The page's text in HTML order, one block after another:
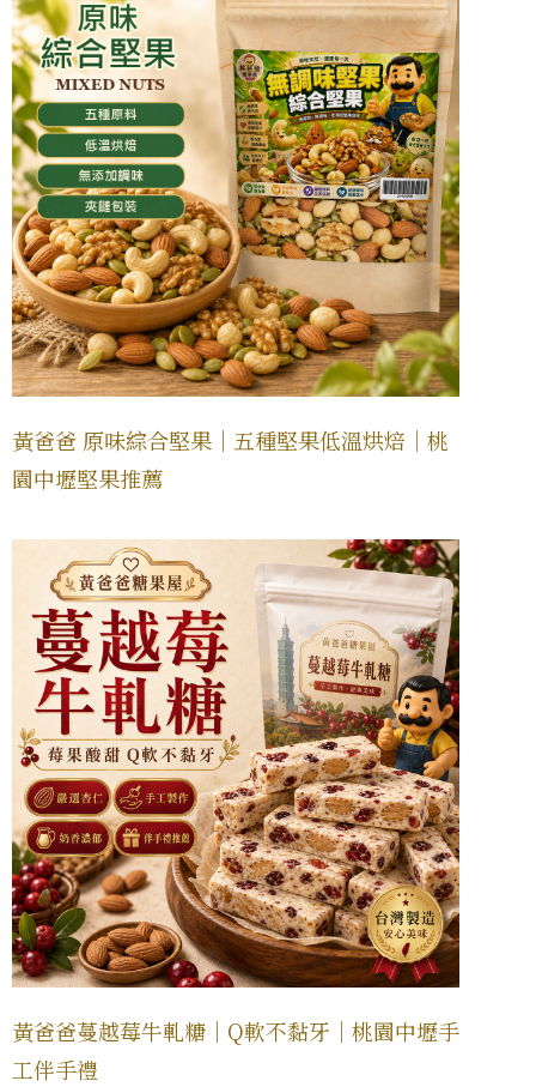
黃爸爸 原味綜合堅果｜五種堅果低溫烘焙｜桃
園中壢堅果推薦
黃爸爸蔓越莓牛軋糖｜Q軟不黏牙｜桃園中壢手
工伴手禮